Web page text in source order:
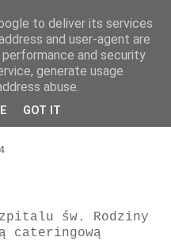
św. Rodziny
cateringową
to deliver its services
and user-agent are
and security
generate usage
abuse.
GOT IT